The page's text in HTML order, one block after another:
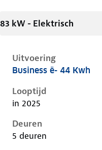
83 kW - Elektrisch
Uitvoering
Citroen C3 iv, ë- 44
Business ë- 44 Kwh
Looptijd
in 2025
Deuren
5 deuren